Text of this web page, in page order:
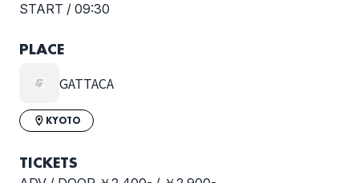
START / 09:30
PLACE
GATTACA
KYOTO
TICKETS